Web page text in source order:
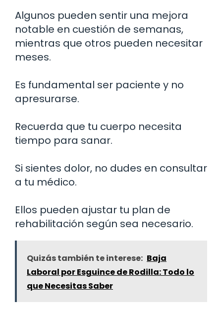
Algunos pueden sentir una mejora
notable en cuestión de semanas,
mientras que otros pueden necesitar
meses.
Es fundamental ser paciente y no
apresurarse.
Recuerda que tu cuerpo necesita
tiempo para sanar.
Si sientes dolor, no dudes en consultar
a tu médico.
Ellos pueden ajustar tu plan de
rehabilitación según sea necesario.
Quizás también te interese: Baja
Laboral por Esguince de Rodilla: Todo lo
que Necesitas Saber